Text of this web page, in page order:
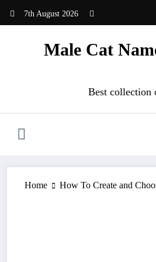
7th August 2026
Male Cat
Best collection
Home How To Create and